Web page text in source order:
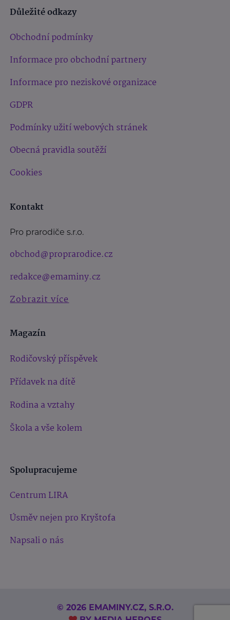
Důležité odkazy
Obchodní podmínky
Informace pro obchodní partnery
Informace pro neziskové organizace
GDPR
Podmínky užití webových stránek
Obecná pravidla soutěží
Cookies
Kontakt
Pro prarodiče s.r.o.
obchod@proprarodice.cz
redakce@emaminy.cz
Zobrazit více
Magazín
Rodičovský příspěvek
Přídavek na dítě
Rodina a vztahy
Škola a vše kolem
Spolupracujeme
Centrum LIRA
Úsměv nejen pro Kryštofa
Napsali o nás
© 2026 EMAMINY.CZ, S.R.O.